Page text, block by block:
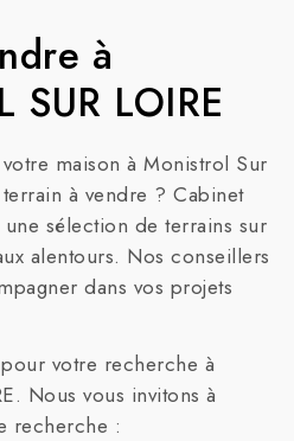
à
SUR LOIRE
maison à Monistrol Sur
à vendre ? Cabinet
sélection de terrains sur
alentours. Nos conseillers
dans vos projets
votre recherche à
Nous vous invitons à
recherche :